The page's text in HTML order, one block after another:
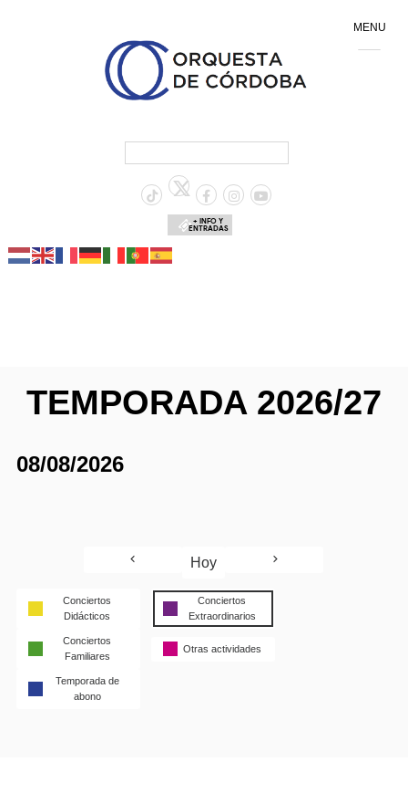
+ INFO Y
ENTRADAS
TEMPORADA 2026/27
08/08/2026
Hoy
Conciertos
Didácticos
Conciertos
Extraordinarios
Conciertos
Familiares
Otras actividades
Temporada de
abono
MENU